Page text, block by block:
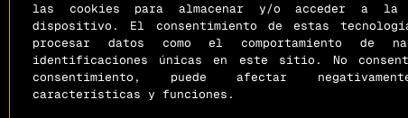
las cookies para almacenar y/o acceder a la
dispositivo. El consentimiento de estas
procesar datos como el comportamiento de
identificaciones únicas en este sitio. No
consentimiento, puede afectar
características y funciones.